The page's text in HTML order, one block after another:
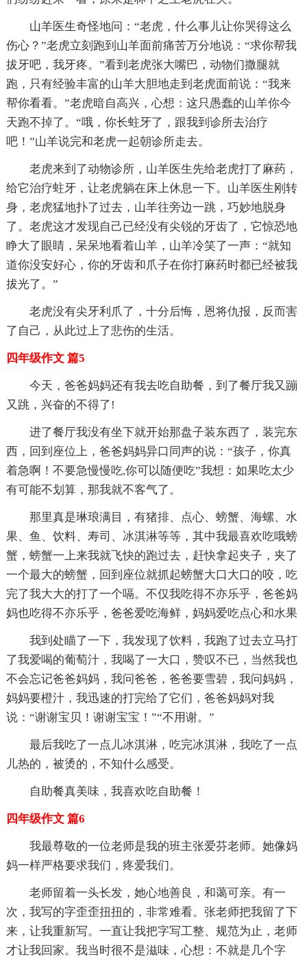
山羊医生奇怪地问：“老虎，什么事儿让你哭得这么
伤心？”老虎立刻跑到山羊面前痛苦万分地说：“求你帮我
拔牙吧，我牙疼。”看到老虎张大嘴巴，动物们撒腿就
跑，只有经验丰富的山羊大胆地走到老虎面前说：“我来
帮你看看。”老虎暗自高兴，心想：这只愚蠢的山羊你今
天跑不掉了。“哦，你长蛀牙了，跟我到诊所去治疗
吧！”山羊说完和老虎一起朝诊所走去。
老虎来到了动物诊所，山羊医生先给老虎打了麻药，
给它治疗蛀牙，让老虎躺在床上休息一下。山羊医生刚转
身，老虎猛地扑了过去，山羊往旁边一跳，巧妙地脱身
了。老虎这才发现自己已经没有尖锐的牙齿了，它惊恐地
睁大了眼睛，呆呆地看着山羊，山羊冷笑了一声：“就知
道你没安好心，你的牙齿和爪子在你打麻药时都已经被我
拔光了。”
老虎没有尖牙利爪了，十分后悔，恩将仇报，反而害
了自己，从此过上了悲伤的生活。
四年级作文 篇5
今天，爸爸妈妈还有我去吃自助餐，到了餐厅我又蹦
又跳，兴奋的不得了!
进了餐厅我没有坐下就开始那盘子装东西了，装完东
西，回到座位上，爸爸妈妈异口同声的说：“孩子，你真
着急啊！不要急慢慢吃,你可以随便吃”我想：如果吃太少
有可能不划算，那我就不客气了。
那里真是琳琅满目，有猪排、点心、螃蟹、海螺、水
果、鱼、饮料、寿司、冰淇淋等等，其中我最喜欢吃哦螃
蟹，螃蟹一上来我就飞快的跑过去，赶快拿起夹子，夹了
一个最大的螃蟹，回到座位就抓起螃蟹大口大口的咬，吃
完了我大大的打了一个嗝。不仅我吃得不亦乐乎，爸爸妈
妈也吃得不亦乐乎，爸爸爱吃海鲜，妈妈爱吃点心和水果
我到处瞄了一下，我发现了饮料，我跑了过去立马打
了我爱喝的葡萄汁，我喝了一大口，赞叹不已，当然我也
不会忘记爸爸妈妈，我问爸爸，爸爸要雪碧，我问妈妈，
妈妈要橙汁，我迅速的打完给了它们，爸爸妈妈对我
说：“谢谢宝贝！谢谢宝宝！”“不用谢。”
最后我吃了一点儿冰淇淋，吃完冰淇淋，我吃了一点
儿热的，被烫的，不知什么感受。
自助餐真美味，我喜欢吃自助餐！
四年级作文 篇6
我最尊敬的一位老师是我的班主张爱芬老师。她像妈
妈一样严格要求我们，疼爱我们。
老师留着一头长发，她心地善良，和蔼可亲。有一
次，我写的字歪歪扭扭的，非常难看。张老师把我留了下
来，让我重新写。一直让我把字写工整、规范为止，老师
才让我回家。我当时很不是滋味，心想：不就是几个字